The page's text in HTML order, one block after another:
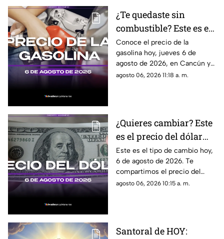
¿Te quedaste sin
combustible? Este es el
precio de la gasolina en
Quintana Roo HOY,
jueves 6 de agosto de
2026
Conoce el precio de la
gasolina hoy, jueves 6 de
agosto de 2026, en Cancún y
el resto de Quintana Roo. Este
agosto 06, 2026 11:18 a. m.
¿Quieres cambiar? Este
es el precio del dólar
estadounidense HOY, 6
de agosto de 2026 en
Cancún
Este es el tipo de cambio hoy,
6 de agosto de 2026. Te
compartimos el precio del
dólar hoy en Cancún, así como
agosto 06, 2026 10:15 a. m.
Santoral de HOY: